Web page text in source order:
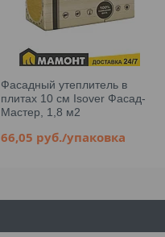
Фасадный утеплитель в
плитах 10 см Isover Фасад-
Мастер, 1,8 м2
66,05 руб./упаковка